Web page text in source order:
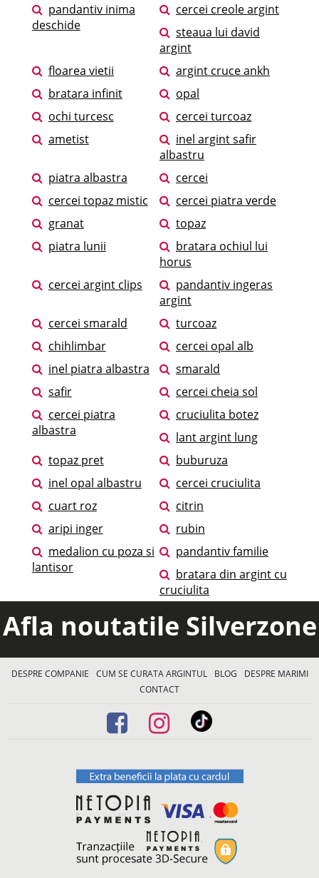
pandantiv inima
deschide
cercei creole argint
steaua lui david
argint
floarea vietii
argint cruce ankh
bratara infinit
opal
ochi turcesc
cercei turcoaz
ametist
inel argint safir
albastru
piatra albastra
cercei
cercei topaz mistic
cercei piatra verde
granat
topaz
piatra lunii
bratara ochiul lui
horus
cercei argint clips
pandantiv ingeras
argint
cercei smarald
turcoaz
chihlimbar
cercei opal alb
inel piatra albastra
smarald
safir
cercei cheia sol
cercei piatra
albastra
cruciulita botez
lant argint lung
topaz pret
buburuza
inel opal albastru
cercei cruciulita
cuart roz
citrin
aripi inger
rubin
medalion cu poza si
lantisor
pandantiv familie
bratara din argint cu
cruciulita
Afla noutatile Silverzone
DESPRE COMPANIE CUM SE CURATA ARGINTUL BLOG
DESPRE MARIMI
CONTACT